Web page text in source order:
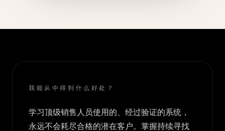
我能从中得到什么好处？
学习顶级销售人员使用的、经过验证的系统，
永远不会耗尽合格的潜在客户。掌握持续寻找